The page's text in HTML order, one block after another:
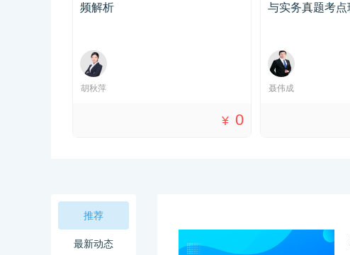
频解析
胡秋萍
¥ 0
与实务真题考点
聂伟成
推荐
最新动态